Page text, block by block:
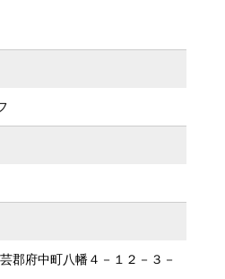
郡府中町八幡４－１２－３－